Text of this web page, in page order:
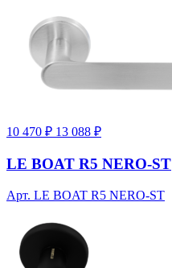
10 470 ₽ 13 088 ₽
LE BOAT R5 NERO-ST
Арт. LE BOAT R5 NERO-ST